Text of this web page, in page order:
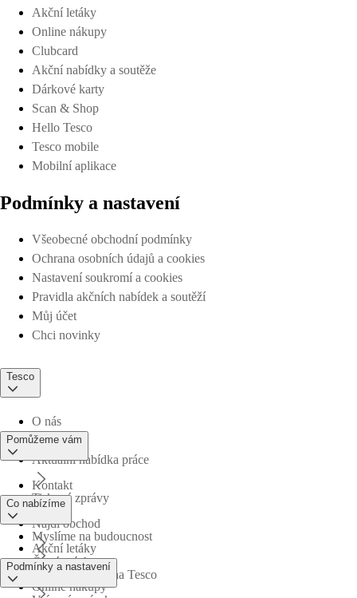
Akční letáky
Online nákupy
Clubcard
Akční nabídky a soutěže
Dárkové karty
Scan & Shop
Hello Tesco
Tesco mobile
Mobilní aplikace
Podmínky a nastavení
Všeobecné obchodní podmínky
Ochrana osobních údajů a cookies
Nastavení soukromí a cookies
Pravidla akčních nabídek a soutěží
Můj účet
Chci novinky
Tesco
O nás
Aktuální nabídka práce
Tiskové zprávy
Myslíme na budoucnost
Obchodní skupina Tesco
Pomůžeme vám
Kontakt
Najdi obchod
Časté otázky
Co nabízíme
Akční letáky
Online nákupy
Podmínky a nastavení